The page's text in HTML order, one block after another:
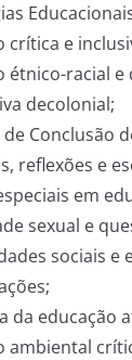
crítica e
étnico-racial e
decolonial;
Conclusão
reflexões e
em
sexual e
sociais e
da educação
ambiental